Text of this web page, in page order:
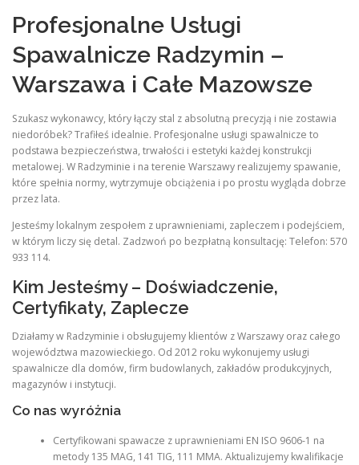
Profesjonalne Usługi
Spawalnicze Radzymin –
Warszawa i Całe Mazowsze
Szukasz wykonawcy, który łączy stal z absolutną precyzją i nie zostawia
niedoróbek? Trafiłeś idealnie. Profesjonalne usługi spawalnicze to
podstawa bezpieczeństwa, trwałości i estetyki każdej konstrukcji
metalowej. W Radzyminie i na terenie Warszawy realizujemy spawanie,
które spełnia normy, wytrzymuje obciążenia i po prostu wygląda dobrze
przez lata.
Jesteśmy lokalnym zespołem z uprawnieniami, zapleczem i podejściem,
w którym liczy się detal. Zadzwoń po bezpłatną konsultację: Telefon: 570
933 114.
Kim Jesteśmy – Doświadczenie,
Certyfikaty, Zaplecze
Działamy w Radzyminie i obsługujemy klientów z Warszawy oraz całego
województwa mazowieckiego. Od 2012 roku wykonujemy usługi
spawalnicze dla domów, firm budowlanych, zakładów produkcyjnych,
magazynów i instytucji.
Co nas wyróżnia
Certyfikowani spawacze z uprawnieniami EN ISO 9606-1 na
metody 135 MAG, 141 TIG, 111 MMA. Aktualizujemy kwalifikacje